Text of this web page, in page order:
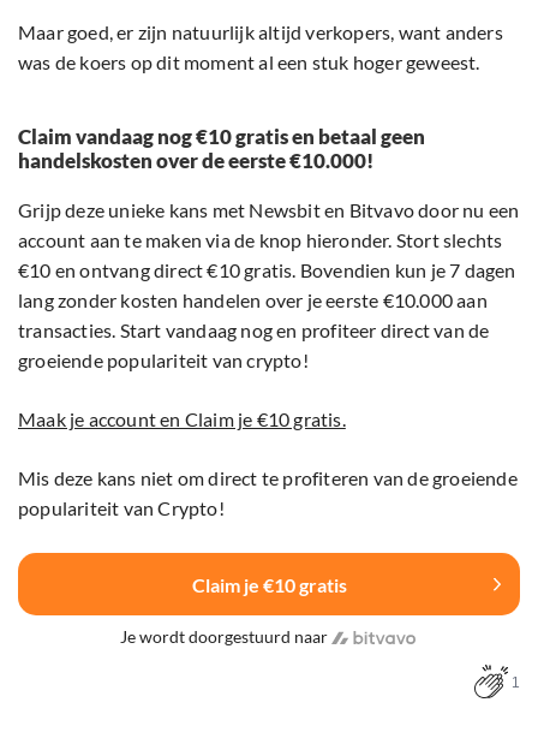
Maar goed, er zijn natuurlijk altijd verkopers, want anders
was de koers op dit moment al een stuk hoger geweest.
Claim vandaag nog €10 gratis en betaal geen
handelskosten over de eerste €10.000!
Grijp deze unieke kans met Newsbit en Bitvavo door nu een
account aan te maken via de knop hieronder. Stort slechts
€10 en ontvang direct €10 gratis. Bovendien kun je 7 dagen
lang zonder kosten handelen over je eerste €10.000 aan
transacties. Start vandaag nog en profiteer direct van de
groeiende populariteit van crypto!
Maak je account en Claim je €10 gratis.
Mis deze kans niet om direct te profiteren van de groeiende
populariteit van Crypto!
Claim je €10 gratis
Je wordt doorgestuurd naar
1